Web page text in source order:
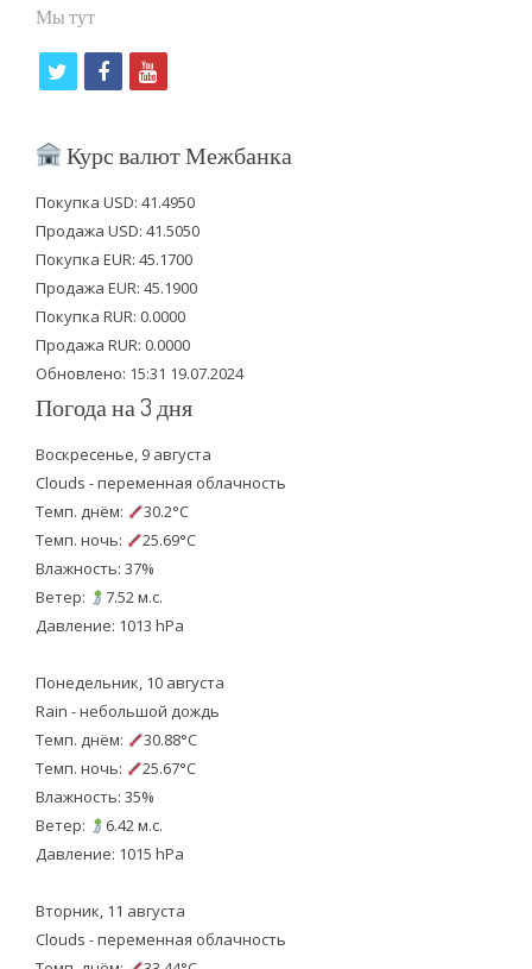
Мы тут
i
t
e
r
f
c
b
o
o
k
y
u
u
b
e
Курс валют Межбанка
Покупка USD: 41.4950
Продажа USD: 41.5050
Покупка EUR: 45.1700
Продажа EUR: 45.1900
Покупка RUR: 0.0000
Продажа RUR: 0.0000
Обновлено: 15:31 19.07.2024
Погода на 3 дня
Воскресенье, 9 августа
Clouds - переменная облачность
Темп. днём:
30.2°C
Темп. ночь:
25.69°C
Влажность: 37%
Ветер:
7.52 м.с.
Давление: 1013 hPa
Понедельник, 10 августа
Rain - небольшой дождь
Темп. днём:
30.88°C
Темп. ночь:
25.67°C
Влажность: 35%
Ветер:
6.42 м.с.
Давление: 1015 hPa
Вторник, 11 августа
Clouds - переменная облачность